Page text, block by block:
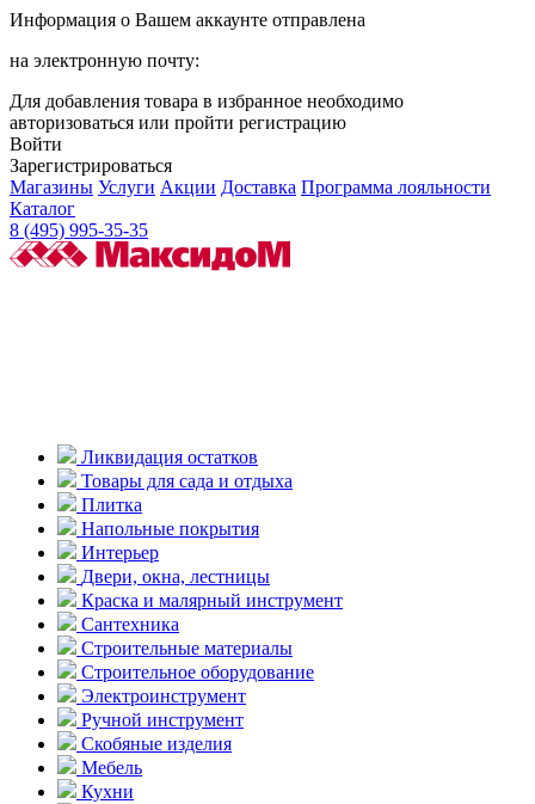
Информация о Вашем аккаунте отправлена
на электронную почту:
Для добавления товара в избранное необходимо
авторизоваться или пройти регистрацию
Войти
Зарегистрироваться
Магазины Услуги Акции Доставка Программа лояльности
Каталог
8 (495) 995-35-35
Ликвидация остатков
Товары для сада и отдыха
Плитка
Напольные покрытия
Интерьер
Двери, окна, лестницы
Краска и малярный инструмент
Сантехника
Строительные материалы
Строительное оборудование
Электроинструмент
Ручной инструмент
Скобяные изделия
Мебель
Кухни